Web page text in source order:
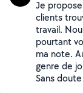
Je
clients
travail.
pourtant
ma note.
genre de
Sans